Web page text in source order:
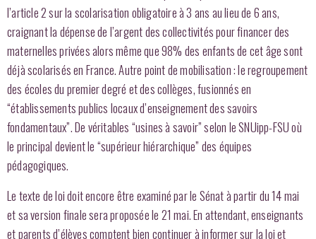
l’article 2 sur la scolarisation obligatoire à 3 ans au lieu de 6 ans,
craignant la dépense de l’argent des collectivités pour financer des
maternelles privées alors même que 98% des enfants de cet âge sont
déjà scolarisés en France. Autre point de mobilisation : le regroupement
des écoles du premier degré et des collèges, fusionnés en
“établissements publics locaux d’enseignement des savoirs
fondamentaux”. De véritables “usines à savoir” selon le SNUipp-FSU où
le principal devient le “supérieur hiérarchique” des équipes
pédagogiques.
Le texte de loi doit encore être examiné par le Sénat à partir du 14 mai
et sa version finale sera proposée le 21 mai. En attendant, enseignants
et parents d’élèves comptent bien continuer à informer sur la loi et